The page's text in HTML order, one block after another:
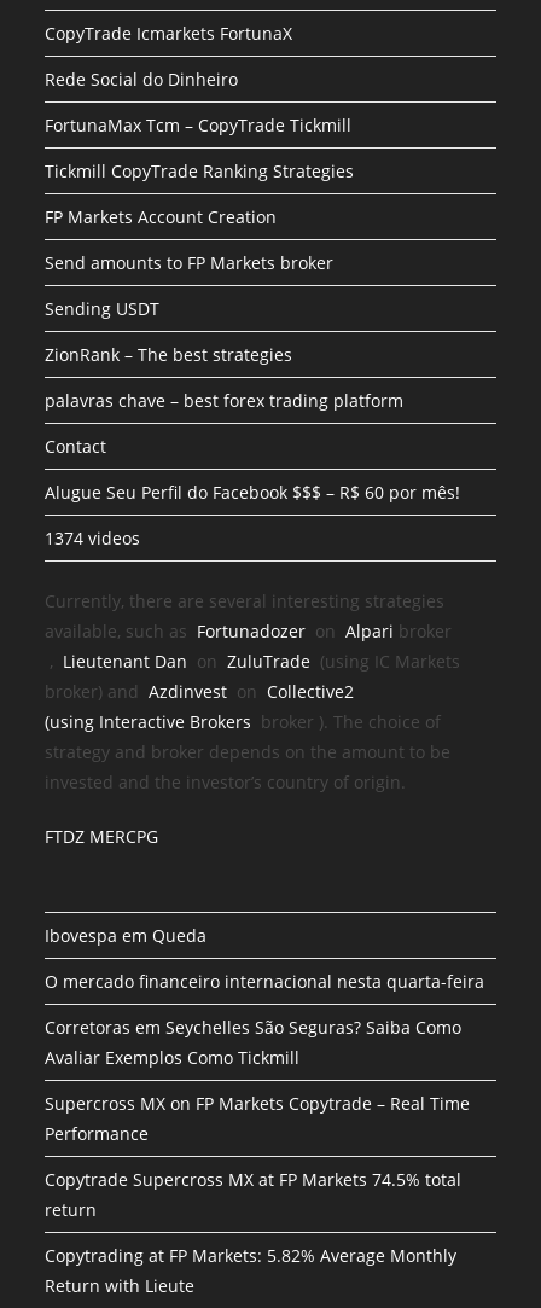
CopyTrade Icmarkets FortunaX
Rede Social do Dinheiro
FortunaMax Tcm – CopyTrade Tickmill
Tickmill CopyTrade Ranking Strategies
FP Markets Account Creation
Send amounts to FP Markets broker
Sending USDT
ZionRank – The best strategies
palavras chave – best forex trading platform
Contact
Alugue Seu Perfil do Facebook $$$ – R$ 60 por mês!
1374 videos
Currently, there are several interesting strategies
available, such as Fortunadozer onAlpari broker
, Lieutenant Dan onZuluTrade (using IC Markets
broker) andAzdinvest onCollective2
(using Interactive Brokers broker ). The choice of
strategy and broker depends on the amount to be
invested and the investor’s country of origin.
FTDZ MERCPG
Ibovespa em Queda
O mercado financeiro internacional nesta quarta-feira
Corretoras em Seychelles São Seguras? Saiba Como
Avaliar Exemplos Como Tickmill
Supercross MX on FP Markets Copytrade – Real Time
Performance
Copytrade Supercross MX at FP Markets 74.5% total
return
Copytrading at FP Markets: 5.82% Average Monthly
Return with Lieute